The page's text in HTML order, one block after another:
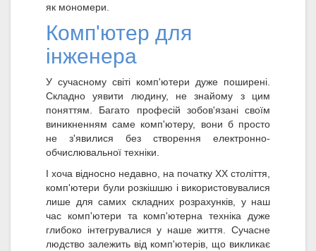
як мономери.
Комп'ютер для
інженера
У сучасному світі комп'ютери дуже поширені.
Складно уявити людину, не знайому з цим
поняттям. Багато професій зобов'язані своїм
виникненням саме комп'ютеру, вони б просто
не з'явилися без створення електронно-
обчислювальної техніки.
І хоча відносно недавно, на початку XX століття,
комп'ютери були розкішшю і використовувалися
лише для самих складних розрахунків, у наш
час комп'ютери та комп'ютерна техніка дуже
глибоко інтегрувалися у наше життя. Сучасне
людство залежить від комп'ютерів, що викликає